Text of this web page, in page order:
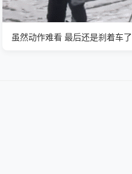
虽然动作难看 最后还是刹着车了